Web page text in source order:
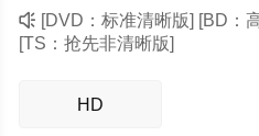
花，你还冒充油条，骗我就不买
 [DVD：标准清晰版] [BD：
[TS：抢先非清晰版]
HD